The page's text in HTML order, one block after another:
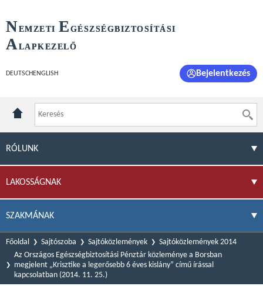
NEMZETI E GÉSZSÉGBIZTOSÍTÁSI
ALAPKEZELŐ
DEUTSCH ENGLISH Bejelentkezés
RÓLUNK
LAKOSSÁGNAK
SZAKMÁNAK
Főoldal Sajtószoba Sajtóközlemények
Sajtóközlemények 2014
Az Országos Egészségbiztosítási Pénztár közleménye a Borsban
megjelent „Krisztike a legerősebb 6 éves kislány” című írással
kapcsolatban (2014. 11. 25.)